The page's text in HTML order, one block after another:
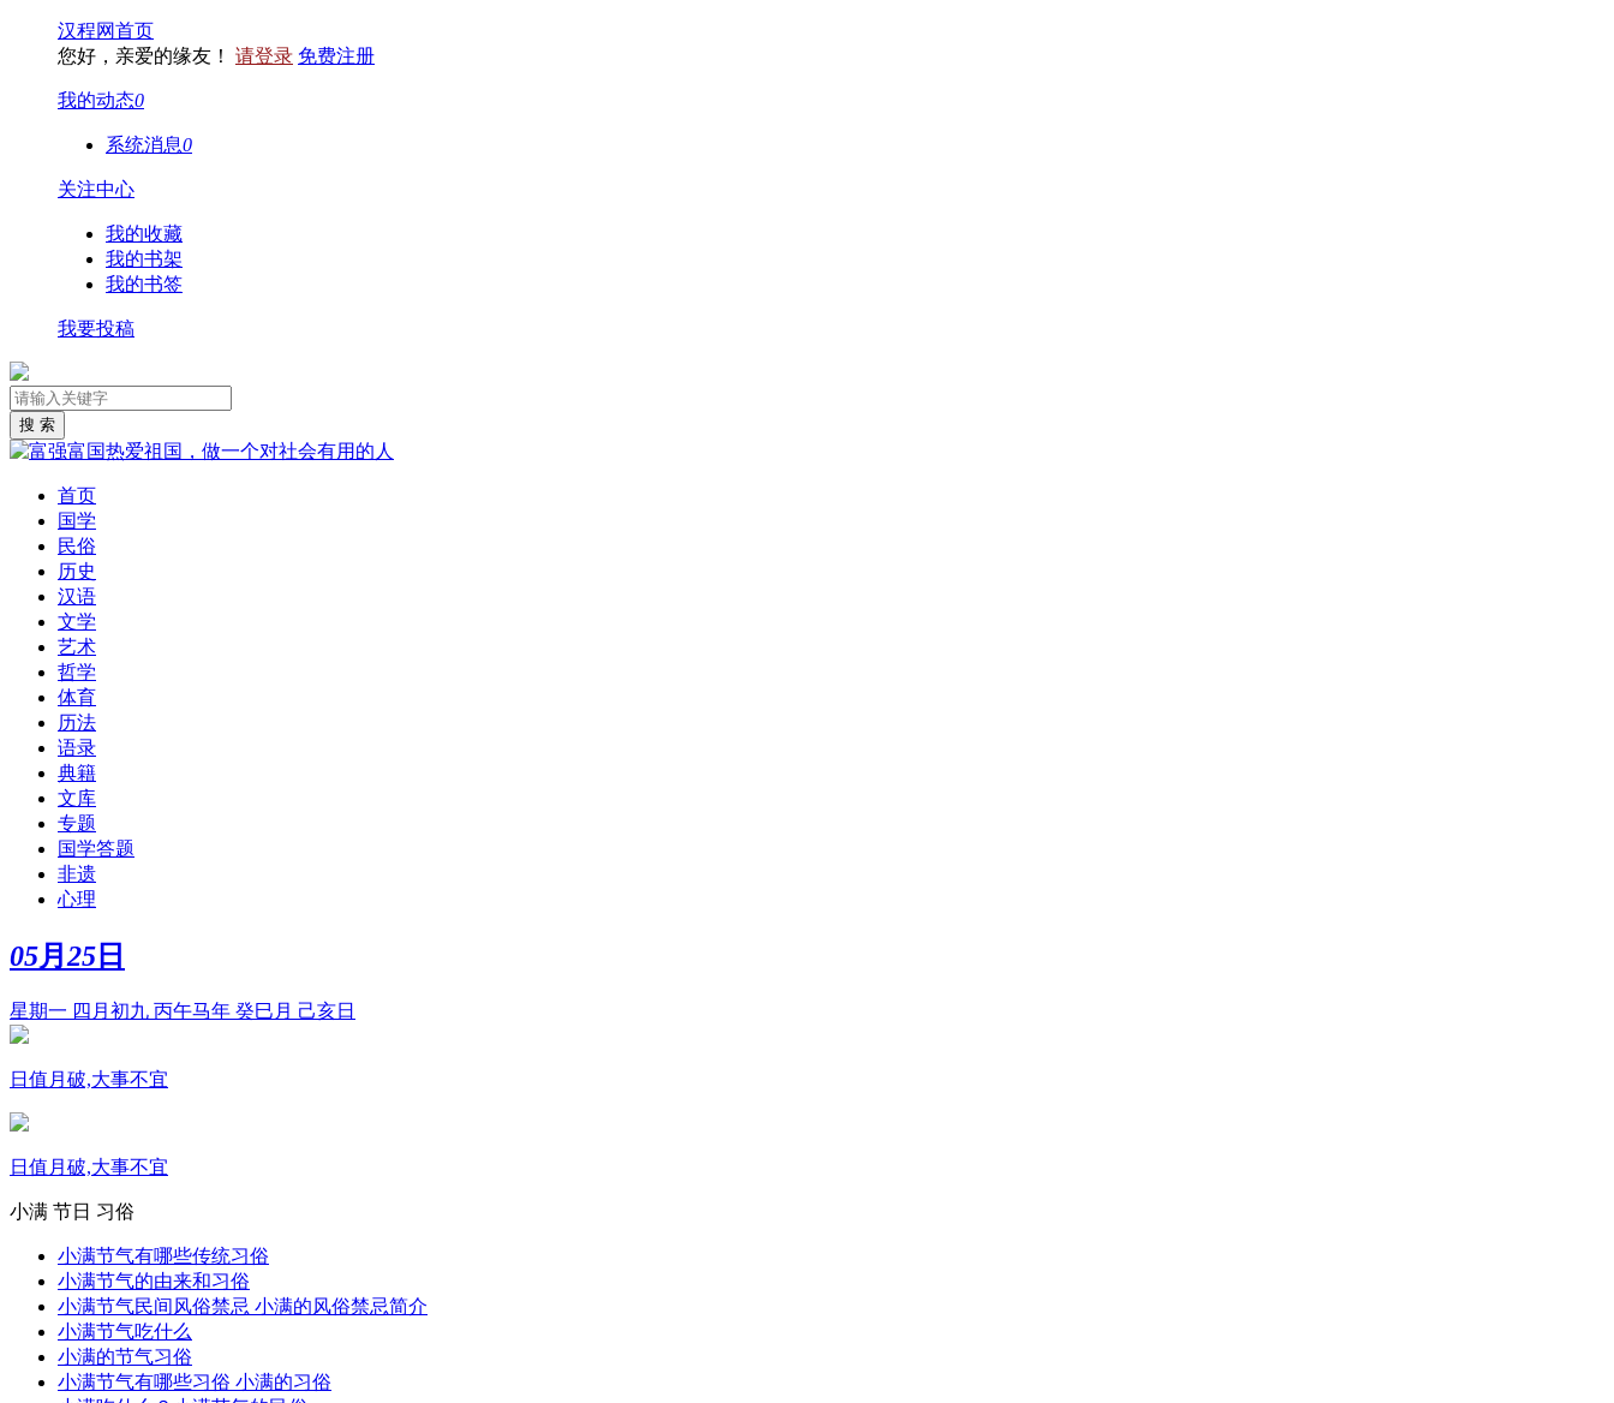
汉程网首页
您好，亲爱的缘友！ 请登录 免费注册
我的动态0
系统消息0
关注中心
我的收藏
我的书架
我的书签
我要投稿
首页
国学
民俗
历史
汉语
文学
艺术
哲学
体育
历法
语录
典籍
文库
专题
国学答题
非遗
心理
05月 25 日
星期一 四月初九 丙午马年 癸巳月 己亥日
日值月破,大事不宜
日值月破,大事不宜
小满 节日 习俗
小满节气有哪些传统习俗
小满节气的由来和习俗
小满节气民间风俗禁忌 小满的风俗禁忌简介
小满节气吃什么
小满的节气习俗
小满节气有哪些习俗 小满的习俗